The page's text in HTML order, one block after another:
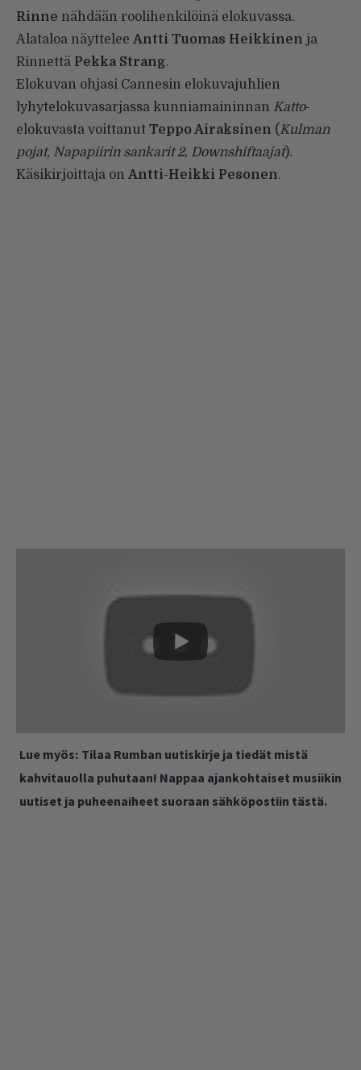
Rinne nähdään roolihenkilöinä elokuvassa.
Alataloa näyttelee Antti Tuomas Heikkinen ja
Rinnettä Pekka Strang.
Elokuvan ohjasi Cannesin elokuvajuhlien
lyhytelokuvasarjassa kunniamaininnan Katto-
elokuvasta voittanut Teppo Airaksinen (Kulman
pojat, Napapiirin sankarit 2, Downshiftaajat).
Käsikirjoittaja on Antti-Heikki Pesonen.
Lue myös: Tilaa Rumban uutiskirje ja tiedät mistä
kahvitauolla puhutaan! Nappaa ajankohtaiset musiikin
uutiset ja puheenaiheet suoraan sähköpostiin tästä.